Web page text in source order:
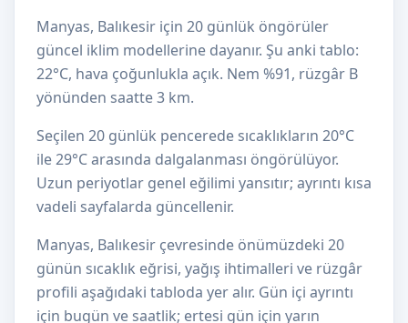
Manyas, Balıkesir için 20 günlük öngörüler
güncel iklim modellerine dayanır. Şu anki tablo:
22°C, hava çoğunlukla açık. Nem %91, rüzgâr B
yönünden saatte 3 km.
Seçilen 20 günlük pencerede sıcaklıkların 20°C
ile 29°C arasında dalgalanması öngörülüyor.
Uzun periyotlar genel eğilimi yansıtır; ayrıntı kısa
vadeli sayfalarda güncellenir.
Manyas, Balıkesir çevresinde önümüzdeki 20
günün sıcaklık eğrisi, yağış ihtimalleri ve rüzgâr
profili aşağıdaki tabloda yer alır. Gün içi ayrıntı
için bugün ve saatlik; ertesi gün için yarın